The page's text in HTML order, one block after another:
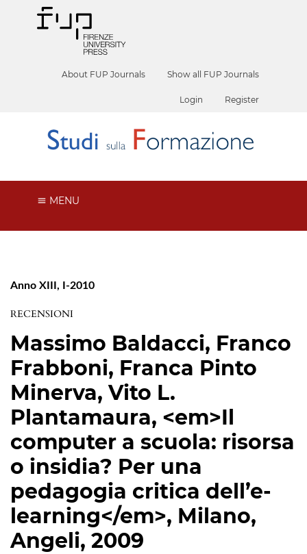
About FUP Journals Show all FUP Journals
Login Register
MENU
Anno XIII, I-2010
RECENSIONI
Massimo Baldacci, Franco
Frabboni, Franca Pinto
Minerva, Vito L.
Plantamaura, <em>Il
computer a scuola: risorsa
o insidia? Per una
pedagogia critica dell’e-
learning</em>, Milano,
Angeli, 2009